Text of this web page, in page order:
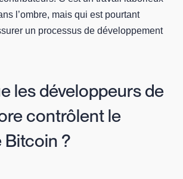
l’ombre, mais qui est pourtant
un processus de développement
les développeurs de
contrôlent le
?